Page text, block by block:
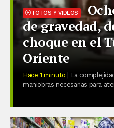
FOTOS Y VIDEOS
de gravedad,
choque en el
Oriente
Hace 1 minuto
| La
maniobras necesarias para